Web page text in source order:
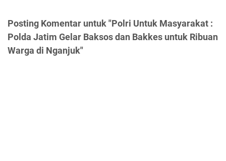
Posting Komentar untuk "Polri Untuk Masyarakat :
Polda Jatim Gelar Baksos dan Bakkes untuk Ribuan
Warga di Nganjuk"